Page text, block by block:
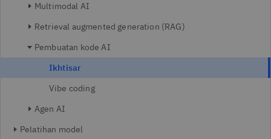
Multimodal AI
Retrieval augmented generation (RAG)
Pembuatan kode AI
Ikhtisar
Vibe coding
Agen AI
Pelatihan model